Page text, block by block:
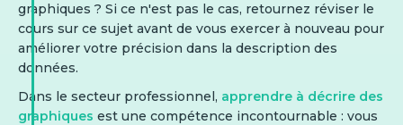
graphiques ? Si ce n'est pas le cas, retournez réviser le
cours sur ce sujet avant de vous exercer à nouveau pour
améliorer votre précision dans la description des
données.
Dans le secteur professionnel, apprendre à décrire des
graphiques est une compétence incontournable : vous